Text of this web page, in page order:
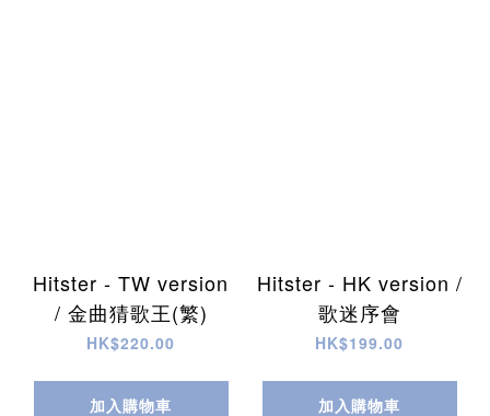
Hitster - TW version
/ 金曲猜歌王(繁)
HK$220.00
加入購物車
Hitster - HK version /
歌迷序會
HK$199.00
加入購物車